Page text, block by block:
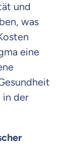
und
was
eine
in der